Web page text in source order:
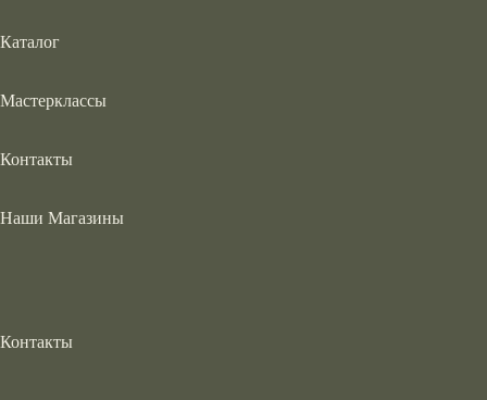
Каталог
Мастерклассы
Контакты
Наши Магазины
Контакты